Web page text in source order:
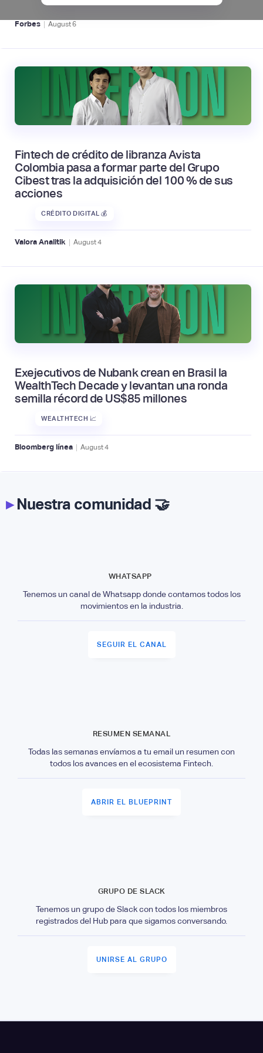
Forbes | August6
Fintech de crédito de libranza Avista
Colombia pasa a formar parte del Grupo
Cibest tras la adquisición del 100 % de sus
acciones
CRÉDITO DIGITAL 💰
Valora Analitik | August4
Exejecutivos de Nubank crean en Brasil la
WealthTech Decade y levantan una ronda
semilla récord de US$85 millones
WEALTHTECH 📈
Bloomberg línea | August4
▸Nuestra comunidad 🤝
WHATSAPP
Tenemos un canal de Whatsapp donde contamos todos los
movimientos en la industria.
SEGUIR EL CANAL
RESUMEN SEMANAL
Todas las semanas envíamos a tu email un resumen con
todos los avances en el ecosistema Fintech.
ABRIR EL BLUEPRINT
GRUPO DE SLACK
Tenemos un grupo de Slack con todos los miembros
registrados del Hub para que sigamos conversando.
UNIRSE AL GRUPO